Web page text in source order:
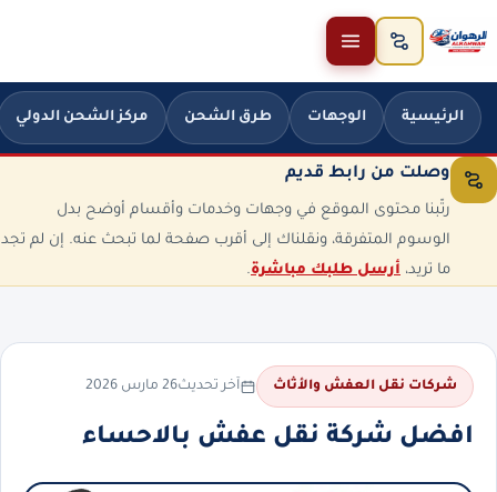
تخطَّ إلى المحتوى
الرئيسية الوجهات طرق الشحن مركز الشحن الدولي
وصلت من رابط قديم
رتّبنا محتوى الموقع في وجهات وخدمات وأقسام أوضح بدل
الوسوم المتفرقة، ونقلناك إلى أقرب صفحة لما تبحث عنه. إن لم تجد
ما تريد، أرسل طلبك مباشرة.
شركات نقل العفش والأثاث آخر تحديث26 مارس 2026
افضل شركة نقل عفش بالاحساء